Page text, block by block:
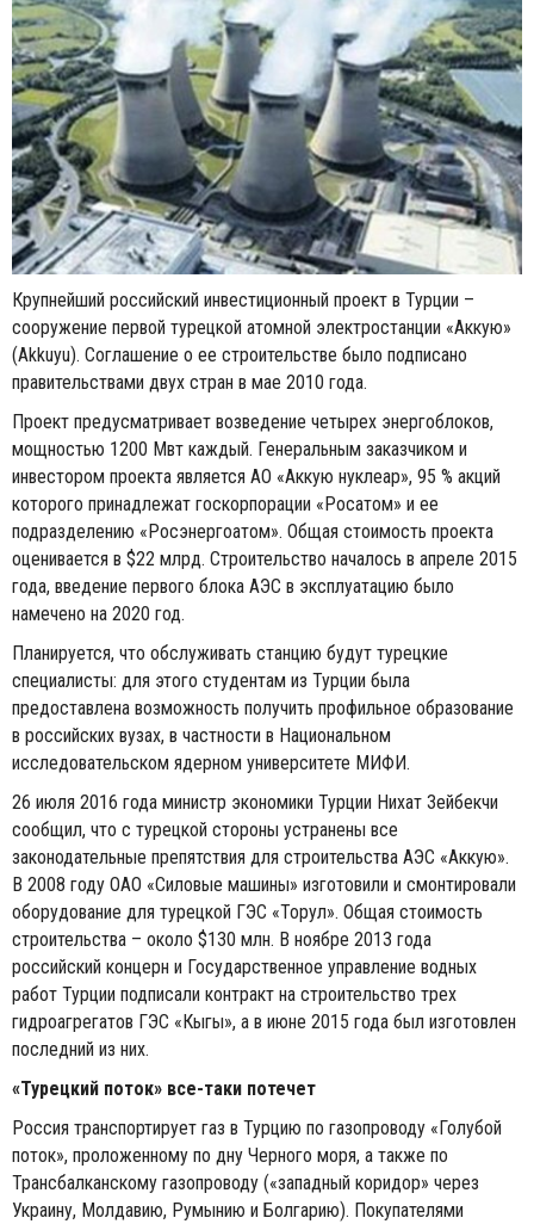
Крупнейший российский инвестиционный проект в Турции –
сооружение первой турецкой атомной электростанции «Аккую»
(Akkuyu). Соглашение о ее строительстве было подписано
правительствами двух стран в мае 2010 года.
Проект предусматривает возведение четырех энергоблоков,
мощностью 1200 Мвт каждый. Генеральным заказчиком и
инвестором проекта является АО «Аккую нуклеар», 95 % акций
которого принадлежат госкорпорации «Росатом» и ее
подразделению «Росэнергоатом». Общая стоимость проекта
оценивается в $22 млрд. Строительство началось в апреле 2015
года, введение первого блока АЭС в эксплуатацию было
намечено на 2020 год.
Планируется, что обслуживать станцию будут турецкие
специалисты: для этого студентам из Турции была
предоставлена возможность получить профильное образование
в российских вузах, в частности в Национальном
исследовательском ядерном университете МИФИ.
26 июля 2016 года министр экономики Турции Нихат Зейбекчи
сообщил, что с турецкой стороны устранены все
законодательные препятствия для строительства АЭС «Аккую».
В 2008 году ОАО «Силовые машины» изготовили и смонтировали
оборудование для турецкой ГЭС «Торул». Общая стоимость
строительства – около $130 млн. В ноябре 2013 года
российский концерн и Государственное управление водных
работ Турции подписали контракт на строительство трех
гидроагрегатов ГЭС «Кыгы», а в июне 2015 года был изготовлен
последний из них.
«Турецкий поток» все-таки потечет
Россия транспортирует газ в Турцию по газопроводу «Голубой
поток», проложенному по дну Черного моря, а также по
Трансбалканскому газопроводу («западный коридор» через
Украину, Молдавию, Румынию и Болгарию). Покупателями